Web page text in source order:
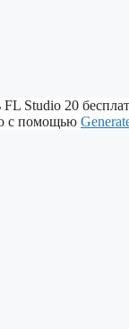
Studio 20
с помощью